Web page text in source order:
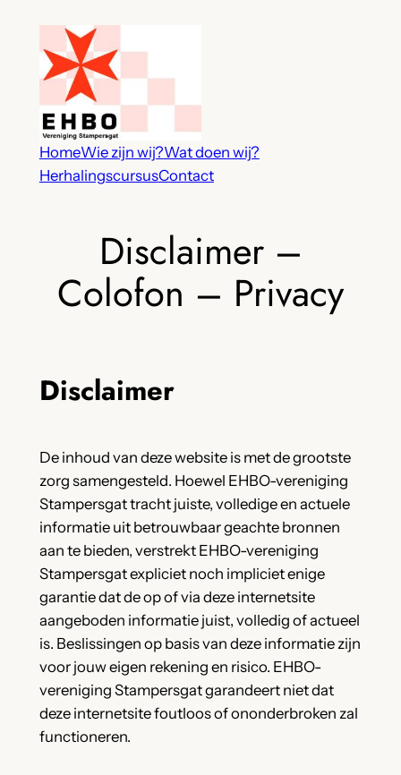
HomeWie zijn wij?Wat doen wij?
HerhalingscursusContact
Disclaimer –
Colofon – Privacy
Disclaimer
De inhoud van deze website is met de grootste
zorg samengesteld. Hoewel EHBO-vereniging
Stampersgat tracht juiste, volledige en actuele
informatie uit betrouwbaar geachte bronnen
aan te bieden, verstrekt EHBO-vereniging
Stampersgat expliciet noch impliciet enige
garantie dat de op of via deze internetsite
aangeboden informatie juist, volledig of actueel
is. Beslissingen op basis van deze informatie zijn
voor jouw eigen rekening en risico. EHBO-
vereniging Stampersgat garandeert niet dat
deze internetsite foutloos of ononderbroken zal
functioneren.